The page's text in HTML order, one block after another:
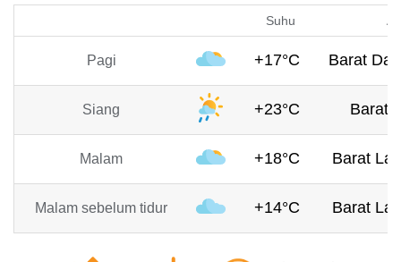
Suhu
Pagi +17°C Barat
Siang +23°C Barat,
Malam +18°C Barat
Malam sebelum tidur +14°C Barat